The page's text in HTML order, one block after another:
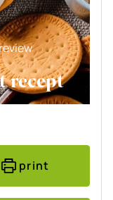
recept
print